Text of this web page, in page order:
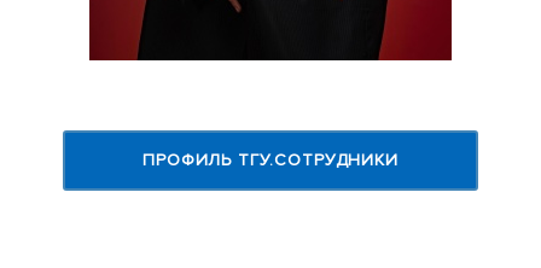
ПРОФИЛЬ ТГУ.СОТРУДНИКИ